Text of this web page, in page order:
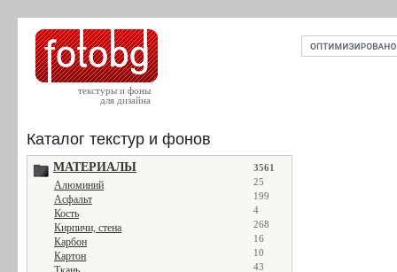
текстуры и фоны
для дизайна
Каталог текстур и фонов
МАТЕРИАЛЫ 3561
Алюминий 25
Асфальт 199
Кость 4
Кирпичи, стена 268
Карбон 16
Картон 10
43